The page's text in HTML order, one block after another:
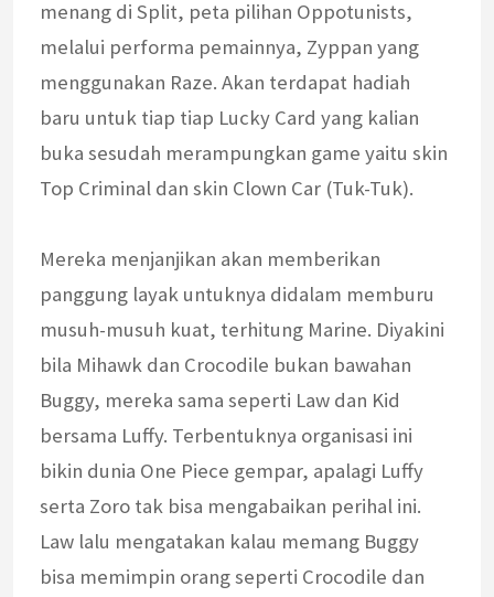
menang di Split, peta pilihan Oppotunists,
melalui performa pemainnya, Zyppan yang
menggunakan Raze. Akan terdapat hadiah
baru untuk tiap tiap Lucky Card yang kalian
buka sesudah merampungkan game yaitu skin
Top Criminal dan skin Clown Car (Tuk-Tuk).
Mereka menjanjikan akan memberikan
panggung layak untuknya didalam memburu
musuh-musuh kuat, terhitung Marine. Diyakini
bila Mihawk dan Crocodile bukan bawahan
Buggy, mereka sama seperti Law dan Kid
bersama Luffy. Terbentuknya organisasi ini
bikin dunia One Piece gempar, apalagi Luffy
serta Zoro tak bisa mengabaikan perihal ini.
Law lalu mengatakan kalau memang Buggy
bisa memimpin orang seperti Crocodile dan